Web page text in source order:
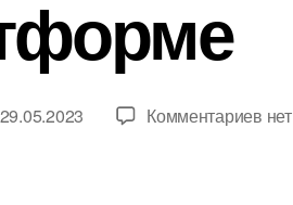
29.05.2023 Комментариевкнет